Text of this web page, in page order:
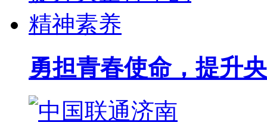
勇担青春使命，提升